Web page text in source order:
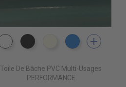
PE0400 BLANC
PE0440 NOIRPE0490 IVOIRE
PE0410 BLEU
add
Toile De Bâche PVC Multi-Usages
PERFORMANCE